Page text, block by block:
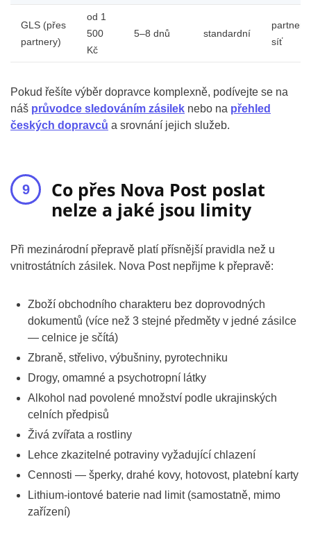
GLS (přes
partnery)
od 1
500
Kč
5–8 dnů standardní
síť
Pokud řešíte výběr dopravce komplexně, podívejte se na
náš průvodce sledováním zásilek nebo na přehled
českých dopravců a srovnání jejich služeb.
Co přes Nova Post poslat
nelze a jaké jsou limity
Při mezinárodní přepravě platí přísnější pravidla než u
vnitrostátních zásilek. Nova Post nepřijme k přepravě:
Zboží obchodního charakteru bez doprovodných
dokumentů (více než 3 stejné předměty v jedné zásilce
— celnice je sčítá)
Zbraně, střelivo, výbušniny, pyrotechniku
Drogy, omamné a psychotropní látky
Alkohol nad povolené množství podle ukrajinských
celních předpisů
Živá zvířata a rostliny
Lehce zkazitelné potraviny vyžadující chlazení
Cennosti — šperky, drahé kovy, hotovost, platební karty
Lithium-iontové baterie nad limit (samostatně, mimo
zařízení)